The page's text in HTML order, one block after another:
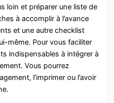
loin et préparer une liste de
à accomplir à l’avance
et une autre checklist
même. Pour vous faciliter
indispensables à intégrer à
Vous pourrez
l’imprimer ou l’avoir